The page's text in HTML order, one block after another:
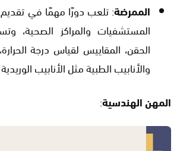
الممرضة: تلعب دورًا مهمًا في
المستشفيات والمراكز الصحية،
الحقن، المقاييس لقياس درجة
والأنابيب الطبية مثل الأنابيب
المهن الهندسية: